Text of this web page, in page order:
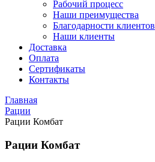
Рабочий процесс
Наши преимущества
Благодарности клиентов
Наши клиенты
Доставка
Оплата
Сертификаты
Контакты
Главная
Рации
Рации Комбат
Рации Комбат